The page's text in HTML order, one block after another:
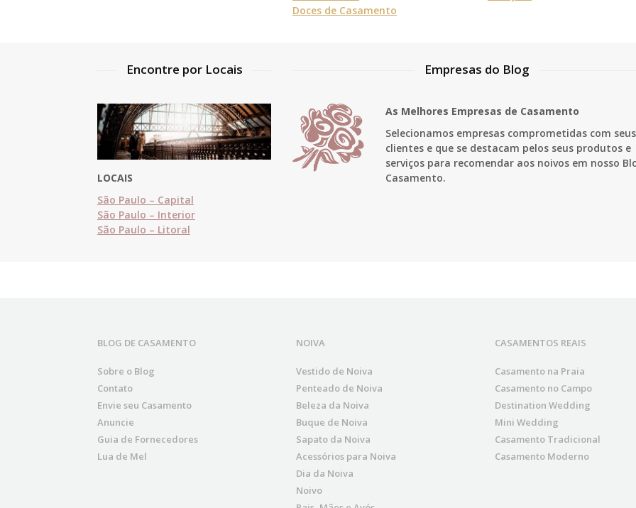
Doces de Casamento
Encontre por Locais
LOCAIS
São Paulo – Capital
São Paulo – Interior
São Paulo – Litoral
Empresas do Blog
As Melhores Empresas de Casamento
Selecionamos empresas comprometidas com seus
clientes e que se destacam pelos seus produtos e
serviços para recomendar aos noivos em nosso
Casamento.
BLOG DE CASAMENTO
Sobre o Blog
Contato
Envie seu Casamento
Anuncie
Guia de Fornecedores
Lua de Mel
NOIVA
Vestido de Noiva
Penteado de Noiva
Beleza da Noiva
Buque de Noiva
Sapato da Noiva
Acessórios para Noiva
Dia da Noiva
Noivo
CASAMENTOS REAIS
Casamento na Praia
Casamento no Campo
Destination Wedding
Mini Wedding
Casamento Tradicional
Casamento Moderno